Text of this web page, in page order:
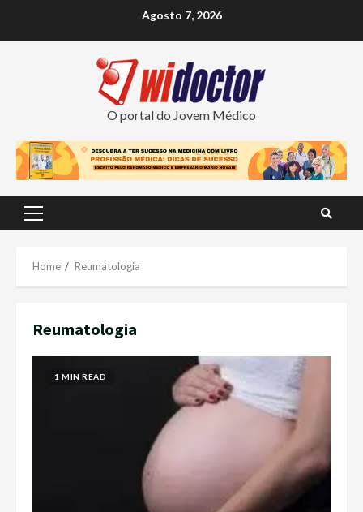
Agosto 7, 2026
O portal do Jovem Médico
Primary
Home Reumatologia
Reumatologia
1 MIN READ